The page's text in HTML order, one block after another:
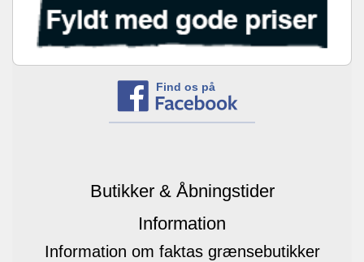
Find os på
Butikker & Åbningstider
Information
Information om faktas grænsebutikker